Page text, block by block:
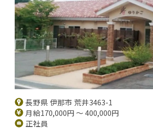
長野県 伊那市 荒井3463-1
月給170,000円 ～ 400,000円
正社員